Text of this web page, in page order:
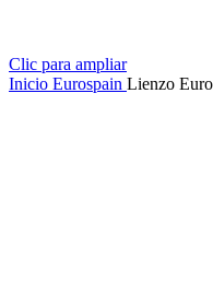
Clic para ampliar
Inicio Eurospain Lienzo